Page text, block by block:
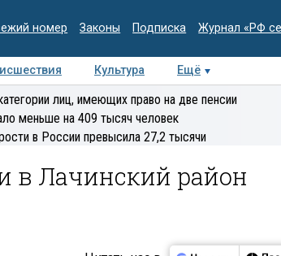
номер Законы Подписка Журнал «РФ
Культура
Ещё
Интервью Колумнисты
лиц, имеющих право на две пенсии
меньше на 409 тысяч человек
в России превысила 27,2 тысячи
в Лачинский район